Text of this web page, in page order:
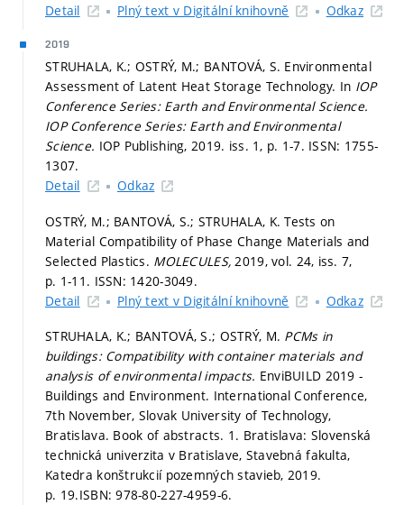
Detail
Plný text v Digitální knihovně Odkaz
2019
STRUHALA, K.; OSTRÝ, M.; BANTOVÁ, S. Environmental
Assessment of Latent Heat Storage Technology. In IOP
Conference Series: Earth and Environmental Science.
IOP Conference Series: Earth and Environmental
Science. IOP Publishing, 2019. iss. 1, p. 1-7. ISSN: 1755-
1307.
Detail
Odkaz
OSTRÝ, M.; BANTOVÁ, S.; STRUHALA, K. Tests on
Material Compatibility of Phase Change Materials and
Selected Plastics. MOLECULES, 2019, vol. 24, iss. 7,
p. 1-11. ISSN: 1420-3049.
Detail
Plný text v Digitální knihovně Odkaz
STRUHALA, K.; BANTOVÁ, S.; OSTRÝ, M. PCMs in
buildings: Compatibility with container materials and
analysis of environmental impacts. EnviBUILD 2019 -
Buildings and Environment. International Conference,
7th November, Slovak University of Technology,
Bratislava. Book of abstracts. 1. Bratislava: Slovenská
technická univerzita v Bratislave, Stavebná fakulta,
Katedra konštrukcií pozemných stavieb, 2019.
p. 19.ISBN: 978-80-227-4959-6.